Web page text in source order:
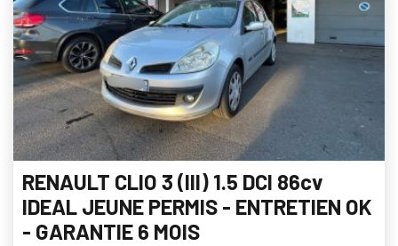
RENAULT CLIO 3 (III) 1.5 DCI 86cv
IDEAL JEUNE PERMIS - ENTRETIEN OK
- GARANTIE 6 MOIS